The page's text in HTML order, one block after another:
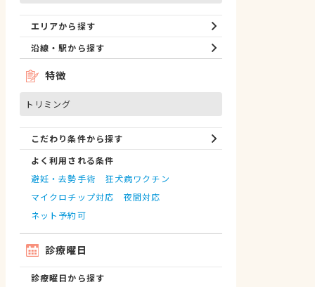
エリアから探す
沿線・駅から探す
特徴
トリミング
こだわり条件から探す
よく利用される条件
避妊・去勢手術
狂犬病ワクチン
マイクロチップ対応
夜間対応
ネット予約可
診療曜日
診療曜日から探す